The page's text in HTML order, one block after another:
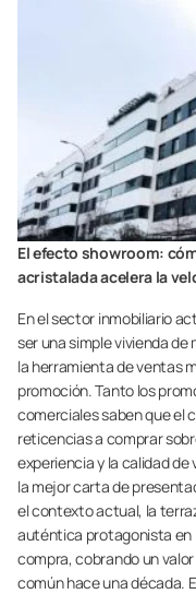
El efecto showroom:
acristalada acelera la
En el sector inmobiliario
ser una simple vivienda
la herramienta de ventas
promoción. Tanto los
comerciales saben que el
reticencias a comprar
experiencia y la calidad
la mejor carta de
el contexto actual, la
auténtica protagonista en
compra, cobrando un
común hace una década.